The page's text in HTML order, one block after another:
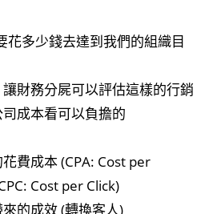
花多少錢去達到我們的組織目
財務分屍可以評估這樣的行銷
成本看可以負擔的
費成本 (CPA: Cost per
Cost per Click)
的成效 (轉換客人)